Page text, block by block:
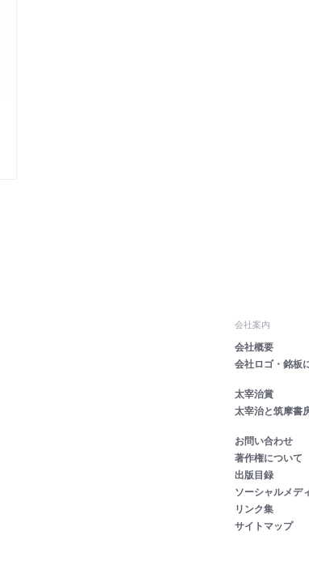
会社案内
会社概要
会社ロゴ・銘板
太宰治賞
太宰治と筑摩書
お問い合わせ
著作権について
出版目録
ソーシャルメデ
リンク集
サイトマップ